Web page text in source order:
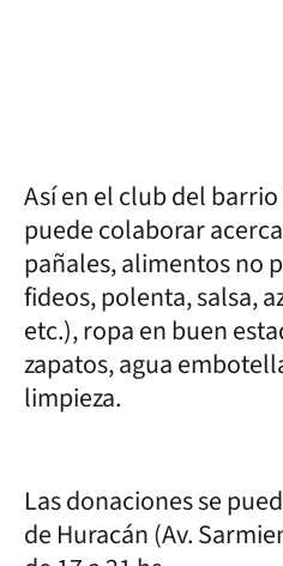
Así en el club del
puede colaborar
pañales, alimentos no
fideos, polenta, salsa,
etc.), ropa en buen
zapatos, agua
limpieza.
Las donaciones se
de Huracán (Av.